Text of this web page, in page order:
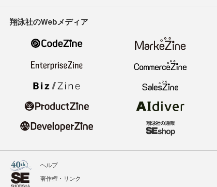
翔泳社のWebメディア
ヘルプ
著作権・リンク